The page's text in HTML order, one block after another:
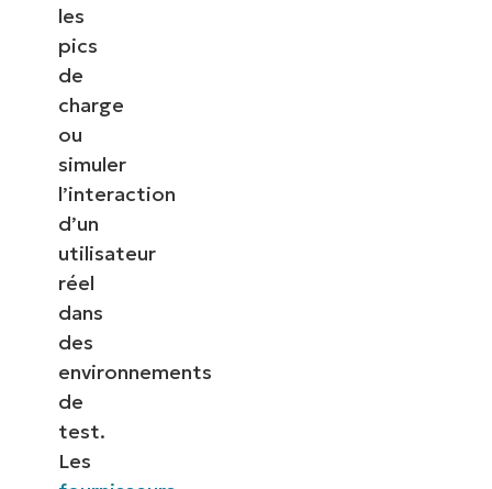
les
pics
de
charge
ou
simuler
l’interaction
d’un
utilisateur
réel
dans
des
environnements
de
test.
Les